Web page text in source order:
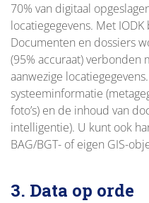
70% van digitaal
locatiegegevens. Met
Documenten en dossiers
(95% accuraat) verbonden
aanwezige
systeeminformatie
foto’s) en de inhoud van
intelligentie). U kunt ook
BAG/BGT- of eigen GIS-
3. Data op orde